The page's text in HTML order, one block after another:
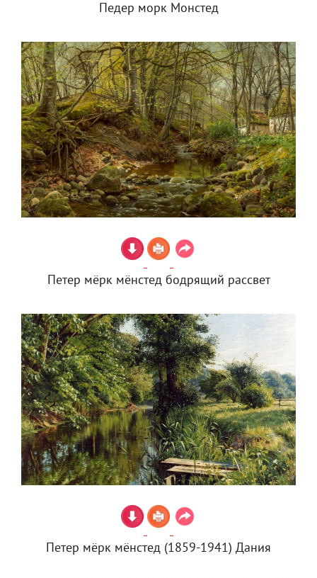
Педер морк Монстед
Петер мёрк мёнстед бодрящий рассвет
Петер мёрк мёнстед (1859-1941) Дания